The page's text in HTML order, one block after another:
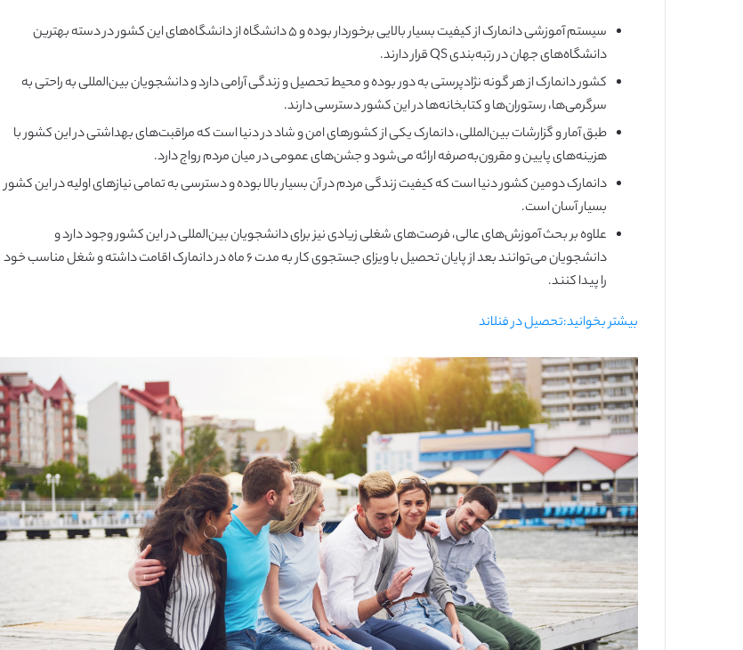
سیستم آموزشی دانمارک از کیفیت بسیار بالایی برخوردار بوده و ۵ دانشگاه از دانشگاه‌های این کشور در دسته بهترین
دانشگاه‌های جهان در رتبه‌بندی QS قرار دارند.
کشور دانمارک از هر گونه نژادپرستی به دور بوده و محیط تحصیل و زندگی آرامی دارد و دانشجویان بین‌المللی به راحتی به
سرگرمی‌ها، رستوران‌ها و کتابخانه‌ها در این کشور دسترسی دارند.
طبق آمار و گزارشات بین‌المللی، دانمارک یکی از کشورهای امن و شاد در دنیا است که مراقبت‌های بهداشتی در این کشور با
هزینه‌های پایین و مقرون‌به‌صرفه ارائه می‌شود و جشن‌های عمومی در میان مردم رواج دارد.
دانمارک دومین کشور دنیا است که کیفیت زندگی مردم در آن بسیار بالا بوده و دسترسی به تمامی نیازهای اولیه در این کشور
بسیار آسان است.
علاوه بر بحث آموزش‌های عالی، فرصت‌های شغلی زیادی نیز برای دانشجویان بین‌المللی در این کشور وجود دارد و
دانشجویان می‌توانند بعد از پایان تحصیل با ویزای جستجوی کار به مدت ۶ ماه در دانمارک اقامت داشته و شغل مناسب خود
را پیدا کنند.
بیشتر بخوانید:‌تحصیل در فنلاند